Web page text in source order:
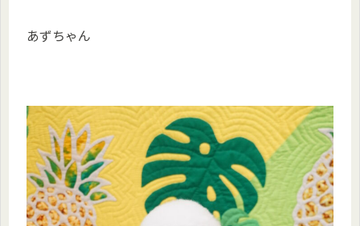
あずちゃん